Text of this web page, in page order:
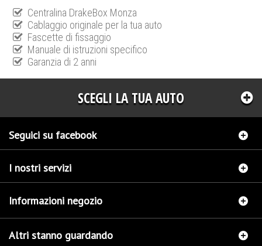
Centralina DrakeBox Monza
Cablaggio originale per la tua auto
Fascette di fissaggio
Manuale di istruzioni specifico
Garanzia di 2 anni
SCEGLI LA TUA AUTO
Seguici su facebook
I nostri servizi
Informazioni negozio
Altri stanno guardando